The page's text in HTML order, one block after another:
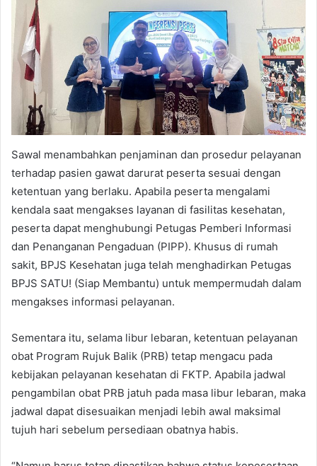
Sawal menambahkan penjaminan dan prosedur pelayanan
terhadap pasien gawat darurat peserta sesuai dengan
ketentuan yang berlaku. Apabila peserta mengalami
kendala saat mengakses layanan di fasilitas kesehatan,
peserta dapat menghubungi Petugas Pemberi Informasi
dan Penanganan Pengaduan (PIPP). Khusus di rumah
sakit, BPJS Kesehatan juga telah menghadirkan Petugas
BPJS SATU! (Siap Membantu) untuk mempermudah dalam
mengakses informasi pelayanan.
Sementara itu, selama libur lebaran, ketentuan pelayanan
obat Program Rujuk Balik (PRB) tetap mengacu pada
kebijakan pelayanan kesehatan di FKTP. Apabila jadwal
pengambilan obat PRB jatuh pada masa libur lebaran, maka
jadwal dapat disesuaikan menjadi lebih awal maksimal
tujuh hari sebelum persediaan obatnya habis.